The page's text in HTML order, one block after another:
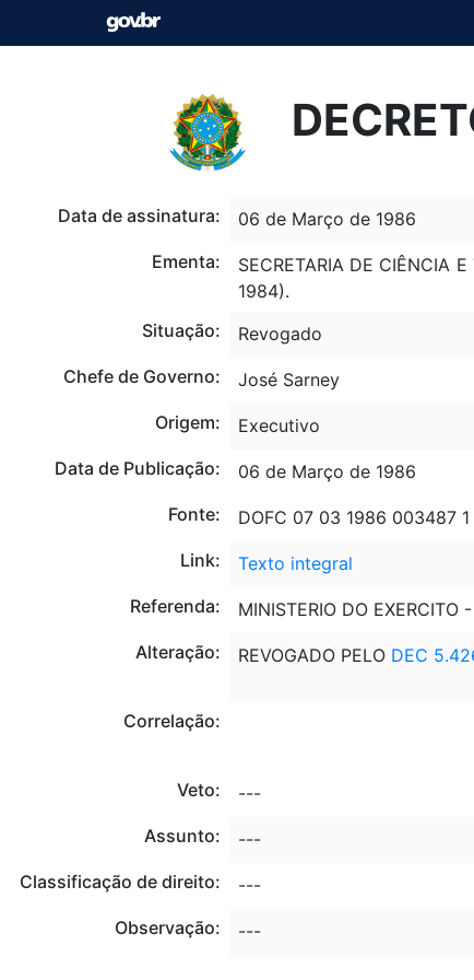
Data de assinatura:
06 de Março de 1986
Ementa:
SECRETARIA DE CIÊNCIA
1984).
Situação:
Revogado
Chefe de Governo:
José Sarney
Origem:
Executivo
Data de Publicação:
06 de Março de 1986
Fonte:
DOFC 07 03 1986 003487 1
Link:
Texto integral
Referenda:
MINISTERIO DO EXERCITO
Alteração:
REVOGADO PELO DEC
Correlação:
Veto:
---
Assunto:
---
Classificação de direito:
---
Observação:
---